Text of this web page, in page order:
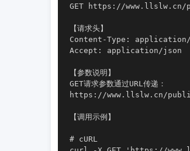
GET https://
【请求头】
Content-Type:
Accept: application/json
【参数说明】
GET请求参数通过URL传递：
https://www.llslw.cn/public/
【调用示例】
# cURL